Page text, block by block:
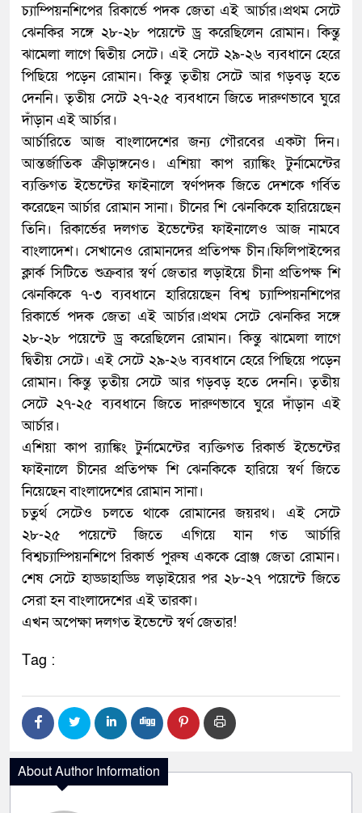
চ্যাম্পিয়নশিপের রিকার্ভে পদক জেতা এই আর্চার।প্রথম সেটে
ঝেনকির সঙ্গে ২৮-২৮ পয়েন্টে ড্র করেছিলেন রোমান। কিন্তু
ঝামেলা লাগে দ্বিতীয় সেটে। এই সেটে ২৯-২৬ ব্যবধানে হেরে
পিছিয়ে পড়েন রোমান। কিন্তু তৃতীয় সেটে আর গড়বড় হতে
দেননি। তৃতীয় সেটে ২৭-২৫ ব্যবধানে জিতে দারুণভাবে ঘুরে
দাঁড়ান এই আর্চার।
আর্চারিতে আজ বাংলাদেশের জন্য গৌরবের একটা দিন।
আন্তর্জাতিক ক্রীড়াঙ্গনেও। এশিয়া কাপ র‍্যাঙ্কিং টুর্নামেন্টের
ব্যক্তিগত ইভেন্টের ফাইনালে স্বর্ণপদক জিতে দেশকে গর্বিত
করেছেন আর্চার রোমান সানা। চীনের শি ঝেনকিকে হারিয়েছেন
তিনি। রিকার্ভের দলগত ইভেন্টের ফাইনালেও আজ নামবে
বাংলাদেশ। সেখানেও রোমানদের প্রতিপক্ষ চীন।ফিলিপাইন্সের
ক্লার্ক সিটিতে শুক্রবার স্বর্ণ জেতার লড়াইয়ে চীনা প্রতিপক্ষ শি
ঝেনকিকে ৭-৩ ব্যবধানে হারিয়েছেন বিশ্ব চ্যাম্পিয়নশিপের
রিকার্ভে পদক জেতা এই আর্চার।প্রথম সেটে ঝেনকির সঙ্গে
২৮-২৮ পয়েন্টে ড্র করেছিলেন রোমান। কিন্তু ঝামেলা লাগে
দ্বিতীয় সেটে। এই সেটে ২৯-২৬ ব্যবধানে হেরে পিছিয়ে পড়েন
রোমান। কিন্তু তৃতীয় সেটে আর গড়বড় হতে দেননি। তৃতীয়
সেটে ২৭-২৫ ব্যবধানে জিতে দারুণভাবে ঘুরে দাঁড়ান এই
আর্চার।
এশিয়া কাপ র‌্যাঙ্কিং টুর্নামেন্টের ব্যক্তিগত রিকার্ভ ইভেন্টের
ফাইনালে চীনের প্রতিপক্ষ শি ঝেনকিকে হারিয়ে স্বর্ণ জিতে
নিয়েছেন বাংলাদেশের রোমান সানা।
চতুর্থ সেটেও চলতে থাকে রোমানের জয়রথ। এই সেটে
২৮-২৫ পয়েন্টে জিতে এগিয়ে যান গত আর্চারি
বিশ্বচ্যাম্পিয়নশিপে রিকার্ভ পুরুষ এককে ব্রোঞ্জ জেতা রোমান।
শেষ সেটে হাড্ডাহাড্ডি লড়াইয়ের পর ২৮-২৭ পয়েন্টে জিতে
সেরা হন বাংলাদেশের এই তারকা।
এখন অপেক্ষা দলগত ইভেন্টে স্বর্ণ জেতার!
Tag :
About Author Information